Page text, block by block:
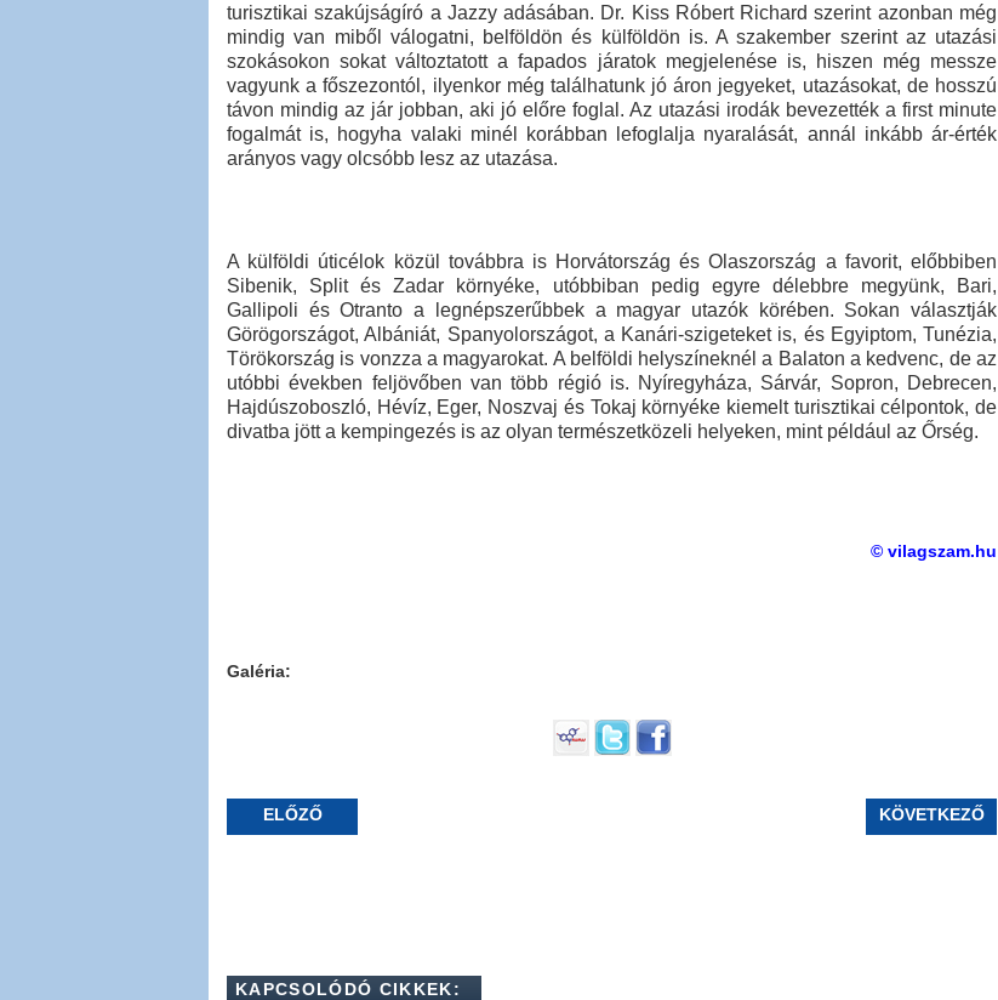
turisztikai szakújságíró a Jazzy adásában. Dr. Kiss Róbert Richard szerint azonban még
mindig van miből válogatni, belföldön és külföldön is. A szakember szerint az utazási
szokásokon sokat változtatott a fapados járatok megjelenése is, hiszen még messze
vagyunk a főszezontól, ilyenkor még találhatunk jó áron jegyeket, utazásokat, de hosszú
távon mindig az jár jobban, aki jó előre foglal. Az utazási irodák bevezették a first minute
fogalmát is, hogyha valaki minél korábban lefoglalja nyaralását, annál inkább ár-érték
arányos vagy olcsóbb lesz az utazása.
A külföldi úticélok közül továbbra is Horvátország és Olaszország a favorit, előbbiben
Sibenik, Split és Zadar környéke, utóbbiban pedig egyre délebbre megyünk, Bari,
Gallipoli és Otranto a legnépszerűbbek a magyar utazók körében. Sokan választják
Görögországot, Albániát, Spanyolországot, a Kanári-szigeteket is, és Egyiptom, Tunézia,
Törökország is vonzza a magyarokat. A belföldi helyszíneknél a Balaton a kedvenc, de az
utóbbi években feljövőben van több régió is. Nyíregyháza, Sárvár, Sopron, Debrecen,
Hajdúszoboszló, Hévíz, Eger, Noszvaj és Tokaj környéke kiemelt turisztikai célpontok, de
divatba jött a kempingezés is az olyan természetközeli helyeken, mint például az Őrség.
© vilagszam.hu
Galéria:
ELŐZŐ KÖVETKEZŐ
KAPCSOLÓDÓ CIKKEK: